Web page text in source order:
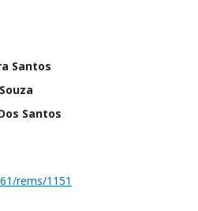
Santos
Santos
rems/1151